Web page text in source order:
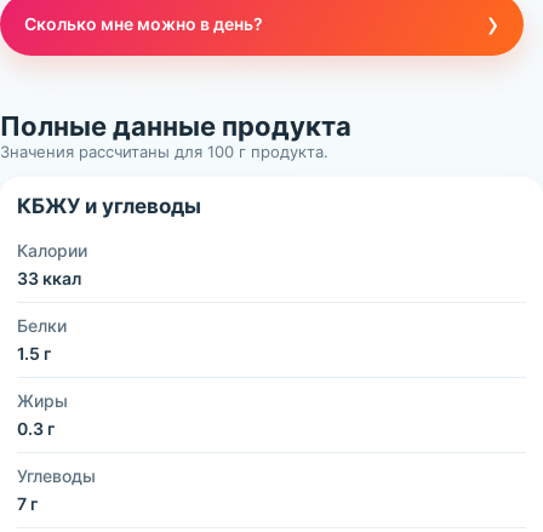
Сколько мне можно в день? ›
Полные данные продукта
Значения рассчитаны для 100 г продукта.
КБЖУ и углеводы
Калории
33 ккал
Белки
1.5 г
Жиры
0.3 г
Углеводы
7 г